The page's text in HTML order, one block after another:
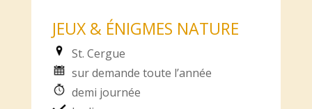
JEUX & ÉNIGMES NATURE
St. Cergue
sur demande toute l’année
demi journée